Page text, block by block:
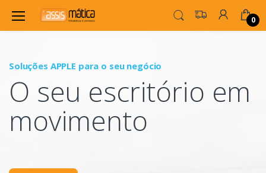
0
Soluções APPLE para o seu negócio
O seu escritório em
movimento